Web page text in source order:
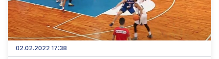
02.02.2022 17:38